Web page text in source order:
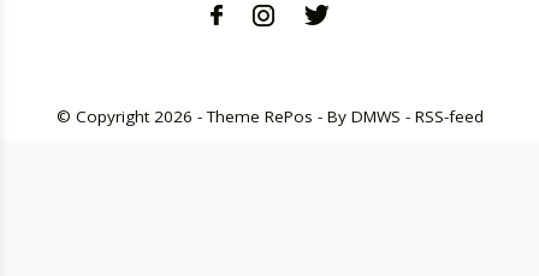
© Copyright2026 - Theme RePos - By DMWS - RSS-feed